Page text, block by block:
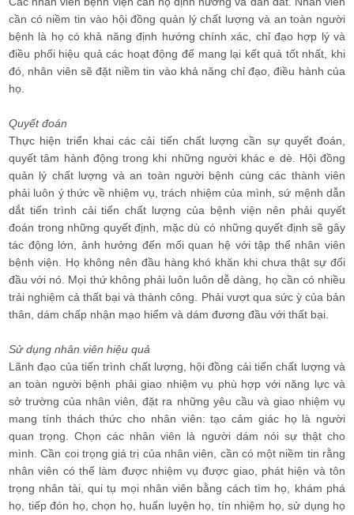
cần có niềm tin vào hội đồng quản lý chất lượng và an toàn người
bệnh là họ có khả năng định hướng chính xác, chỉ đạo hợp lý và
điều phối hiệu quả các hoạt động để mang lại kết quả tốt nhất, khi
đó, nhân viên sẽ đặt niềm tin vào khả năng chỉ đạo, điều hành của
họ.
Quyết đoán
Thực hiện triển khai các cải tiến chất lượng cần sự quyết đoán,
quyết tâm hành động trong khi những người khác e dè. Hội đồng
quản lý chất lượng và an toàn người bệnh cùng các thành viên
phải luôn ý thức về nhiệm vụ, trách nhiệm của mình, sứ mệnh dẫn
dắt tiến trình cải tiến chất lượng của bệnh viện nên phải quyết
đoán trong những quyết định, mặc dù có những quyết định sẽ gây
tác động lớn, ảnh hưởng đến mối quan hệ với tập thể nhân viên
bệnh viện. Họ không nên đầu hàng khó khăn khi chưa thật sự đối
đầu với nó. Mọi thứ không phải luôn luôn dễ dàng, họ cần có nhiều
trải nghiệm cả thất bại và thành công. Phải vượt qua sức ỳ của bản
thân, dám chấp nhận mạo hiểm và dám đương đầu với thất bại.
Sử dụng nhân viên hiệu quả
Lãnh đạo của tiến trình chất lượng, hội đồng cải tiến chất lượng và
an toàn người bệnh phải giao nhiệm vụ phù hợp với năng lực và
sở trường của nhân viên, đặt ra những yêu cầu và giao nhiệm vụ
mang tính thách thức cho nhân viên: tạo cảm giác họ là người
quan trọng. Chọn các nhân viên là người dám nói sự thật cho
mình. Cần coi trọng giá trị của nhân viên, cần có một niềm tin rằng
nhân viên có thể làm được nhiệm vụ được giao, phát hiện và tôn
trọng nhân tài, qui tụ mọi nhân viên bằng cách tìm họ, khám phá
họ, tiếp đón họ, chọn họ, huấn luyện họ, tín nhiệm họ, sử dụng họ